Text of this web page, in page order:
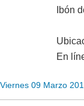
Ibón
En
Viernes 09 Marzo